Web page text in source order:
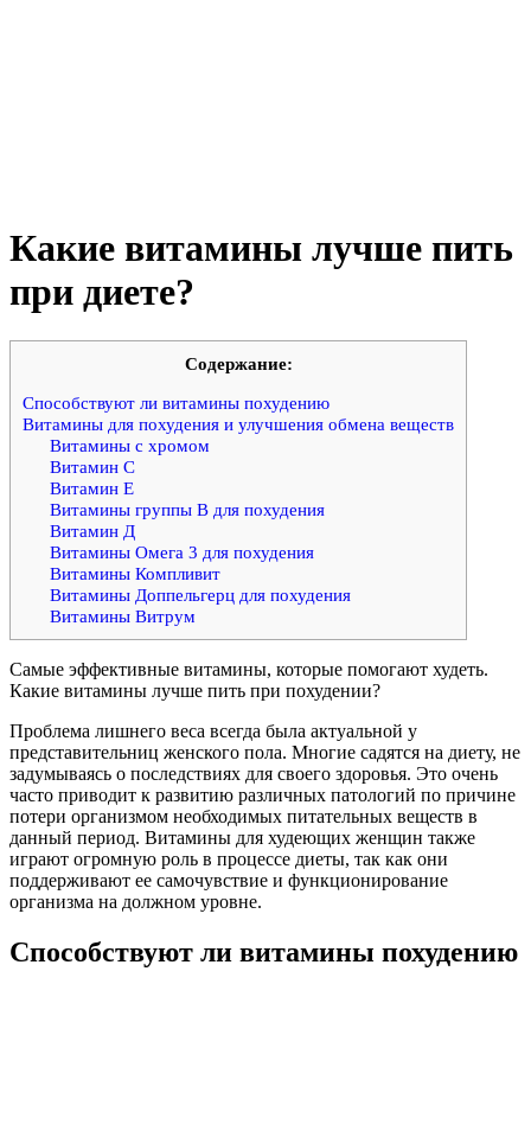
Какие витамины лучше пить
при диете?
Cодержание:
Способствуют ли витамины похудению
Витамины для похудения и улучшения обмена веществ
Витамины с хромом
Витамин С
Витамин Е
Витамины группы В для похудения
Витамин Д
Витамины Омега 3 для похудения
Витамины Компливит
Витамины Доппельгерц для похудения
Витамины Витрум
Самые эффективные витамины, которые помогают худеть.
Какие витамины лучше пить при похудении?
Проблема лишнего веса всегда была актуальной у
представительниц женского пола. Многие садятся на диету, не
задумываясь о последствиях для своего здоровья. Это очень
часто приводит к развитию различных патологий по причине
потери организмом необходимых питательных веществ в
данный период. Витамины для худеющих женщин также
играют огромную роль в процессе диеты, так как они
поддерживают ее самочувствие и функционирование
организма на должном уровне.
Способствуют ли витамины похудению